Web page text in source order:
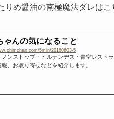
りめ醤油の南極魔法ダレはこ
ゃんの気になること
5min/20180603-5
ノンストップ・ヒルナンデス・青空レスト
報、お取り寄せなどを紹介します。